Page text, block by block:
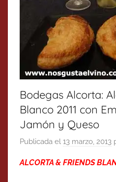
Bodegas Alcorta:
Blanco 2011 con
Jamón y Queso
Publicada el 13 marzo, 2013
ALCORTA & FRIENDS